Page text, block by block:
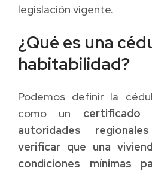
legislación vigente.
¿Qué es una
habitabilidad?
Podemos definir la
como un certificado
autoridades
verificar que una
condiciones mínimas